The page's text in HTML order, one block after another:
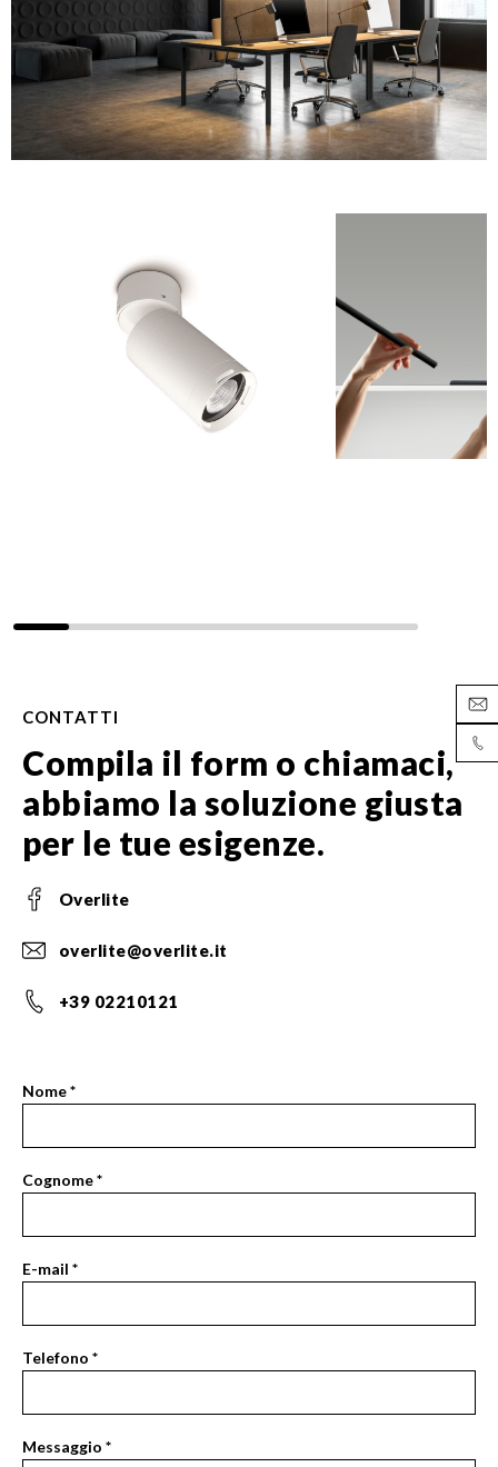
CONTATTI
Compila il form o chiamaci,
abbiamo la soluzione giusta
per le tue esigenze.
Overlite
overlite@overlite.it
+39 02210121
Contact
Form
Nome*
Cognome*
E-mail *
Telefono *
Messaggio *
Se
essere
questo